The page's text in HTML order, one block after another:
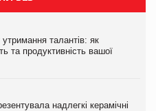
утримання талантів: як
та продуктивність вашої
надлегкі керамічні